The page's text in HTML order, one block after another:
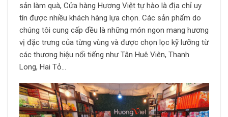
sản làm quà, Cửa hàng Hương Việt tự hào là địa chỉ uy
tín được nhiều khách hàng lựa chọn. Các sản phẩm do
chúng tôi cung cấp đều là những món ngon mang hương
vị đặc trưng của từng vùng và được chọn lọc kỹ lưỡng từ
các thương hiệu nổi tiếng như Tân Huê Viên, Thanh
Long, Hai Tỏ…